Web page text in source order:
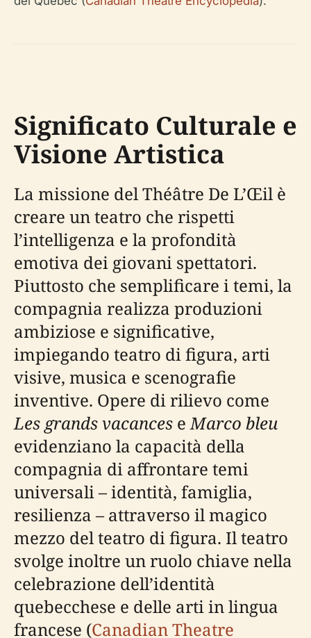
Significato Culturale e
Visione Artistica
La missione del Théâtre De L’Œil è
creare un teatro che rispetti
l’intelligenza e la profondità
emotiva dei giovani spettatori.
Piuttosto che semplificare i temi, la
compagnia realizza produzioni
ambiziose e significative,
impiegando teatro di figura, arti
visive, musica e scenografie
inventive. Opere di rilievo come
Les grands vacances eMarco bleu
evidenziano la capacità della
compagnia di affrontare temi
universali – identità, famiglia,
resilienza – attraverso il magico
mezzo del teatro di figura. Il teatro
svolge inoltre un ruolo chiave nella
celebrazione dell’identità
quebecchese e delle arti in lingua
francese (Canadian Theatre